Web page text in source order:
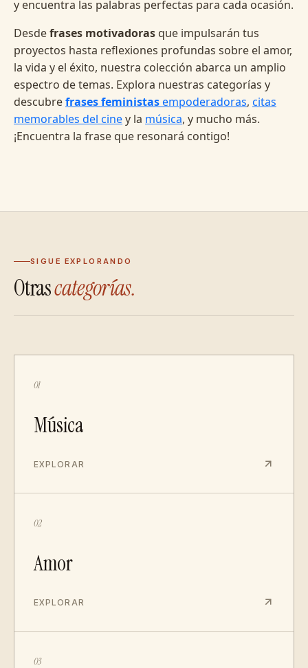
y encuentra las palabras perfectas para cada ocasión.
Desdefrases motivadoras que impulsarán tus
proyectos hasta reflexiones profundas sobre el amor,
la vida y el éxito, nuestra colección abarca un amplio
espectro de temas. Explora nuestras categorías y
descubrefrases feministasempoderadoras, citas
memorables del ciney la música, y mucho más.
¡Encuentra la frase que resonará contigo!
SIGUE EXPLORANDO
Otrascategorías.
01
Música
EXPLORAR
02
Amor
EXPLORAR
03